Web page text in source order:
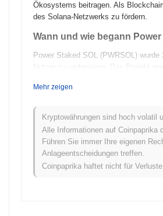
Ökosystems beitragen. Als
des Solana-Netzwerks zu fördern.
Wann und wie begann
Power Staked SOL (PWRSOL)
Nutzer zu verbessern. Das Projekt
verschiedenen
Solana-Netzwerks zu positionieren.
Was steht für Power Staked
Power Staked SOL (PWRSOL)
Funktionen gehören verbesserte
abzielen, seinen Nutzen innerhalb
Mehr zeigen
Kryptowährungen sind hoch volatil
Alle Informationen auf Coinpaprika
Führen Sie immer Ihre eigenen
Anlageentscheidungen treffen.
Coinpaprika haftet nicht für